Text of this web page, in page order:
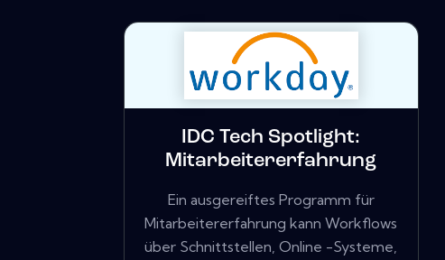
IDC Tech Spotlight:
Mitarbeitererfahrung
Ein ausgereiftes Programm für
Mitarbeitererfahrung kann Workflows
über Schnittstellen, Online -Systeme,